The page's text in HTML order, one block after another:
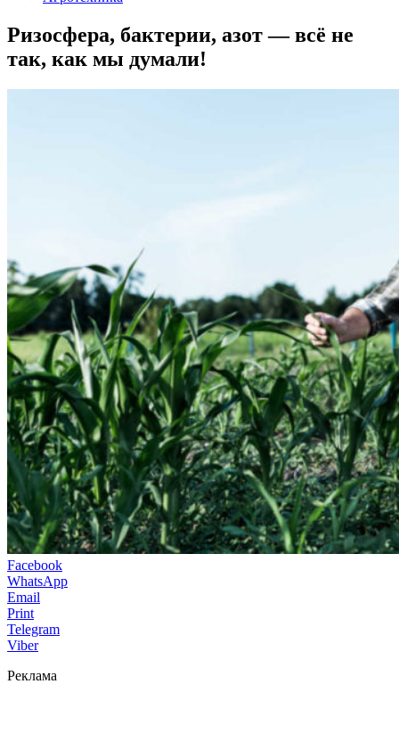
Ризосфера, бактерии, азот — всё не
так, как мы думали!
Facebook
WhatsApp
Email
Print
Telegram
Viber
Реклама